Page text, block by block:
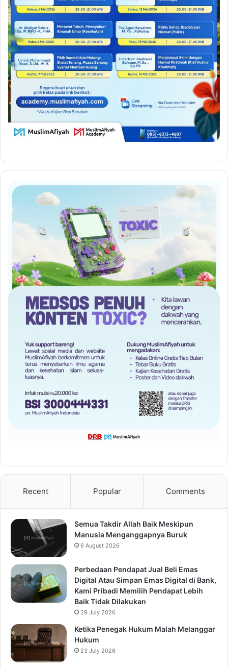
Recent Popular Comments
Semua Takdir Allah Baik Meskipun
Manusia Menganggapnya Buruk
6 August 2026
Perbedaan Pendapat Jual Beli Emas
Digital Atau Simpan Emas Digital di Bank,
Kami Pribadi Memilih Pendapat Lebih
Baik Tidak Dilakukan
29 July 2026
Ketika Penegak Hukum Malah Melanggar
Hukum
23 July 2026